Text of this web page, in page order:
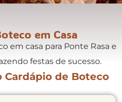
em Casa
em casa para Ponte Rasa e
festas de sucesso.
Cardápio de Boteco